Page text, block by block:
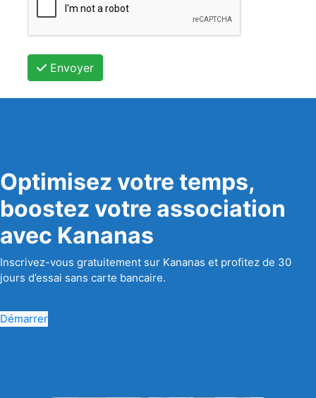
Envoyer
Optimisez votre temps,
boostez votre association
avec Kananas
Inscrivez-vous gratuitement sur Kananas et profitez de 30
jours d’essai sans carte bancaire.
Démarrer